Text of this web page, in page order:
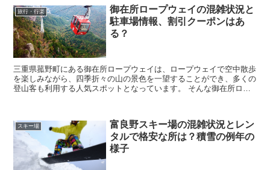
旅行・行楽
御在所ロープウェイの混雑状況と
駐車場情報、割引クーポンはあ
る？
三重県菰野町にある御在所ロープウェイは、ロープウェイで空中散歩
を楽しみながら、四季折々の山の景色を一望することができ、多くの
登山客も利用する人気スポットとなっています。 そんな御在所ロー
スキー場
富良野スキー場の混雑状況とレン
タルで格安な所は？積雪の例年の
様子